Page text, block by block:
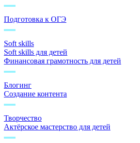
Подготовка к ОГЭ
Soft skills
Soft skills для детей
Финансовая грамотность для детей
Блогинг
Создание контента
Творчество
Актёрское мастерство для детей